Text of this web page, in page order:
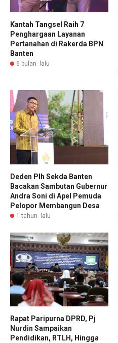
Kantah Tangsel Raih 7
Penghargaan Layanan
Pertanahan di Rakerda BPN
Banten
6 bulan lalu
Deden Plh Sekda Banten
Bacakan Sambutan Gubernur
Andra Soni di Apel Pemuda
Pelopor Membangun Desa
1 tahun lalu
Rapat Paripurna DPRD, Pj
Nurdin Sampaikan
Pendidikan, RTLH, Hingga